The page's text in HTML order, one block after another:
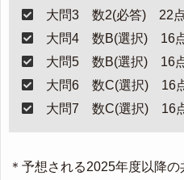
大問3 数2(必答) 22
大問4 数B(選択) 16
大問5 数B(選択) 16
大問6 数C(選択) 16
大問7 数C(選択) 16
＊予想される2025年度以降の